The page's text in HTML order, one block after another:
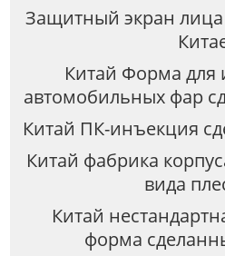
Защитный экран
Китай Форма для
автомобильных фар
Китай ПК-инъекция
Китай фабрика
вида
Китай
форма